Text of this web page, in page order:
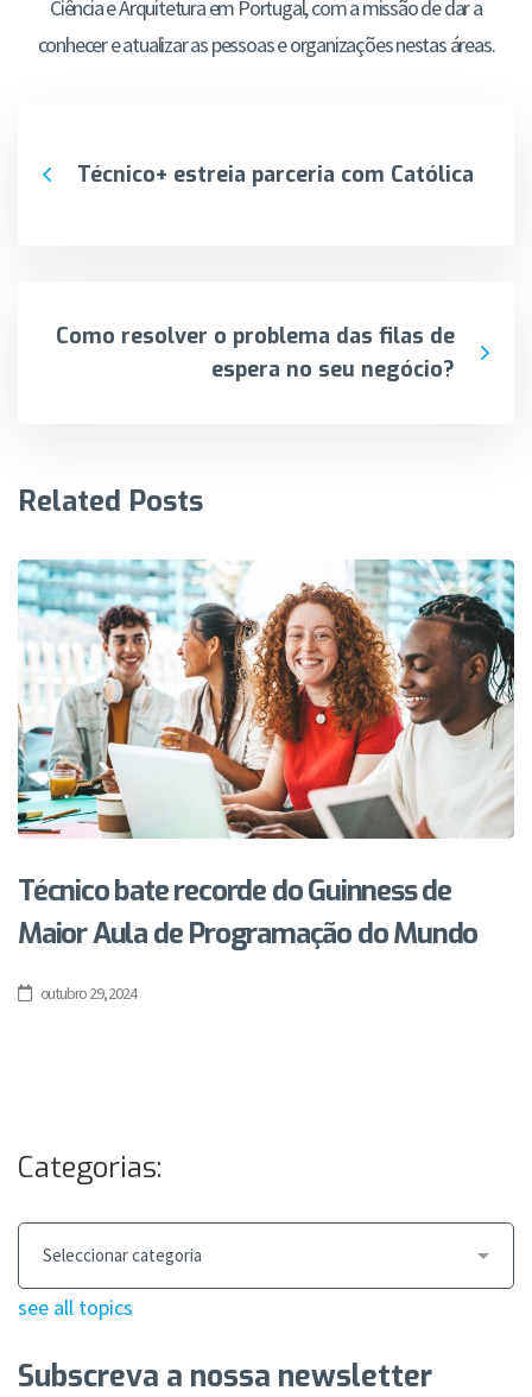
Ciência e Arquitetura em Portugal, com a missão de dar a
conhecer e atualizar as pessoas e organizações nestas áreas.
Técnico+ estreia parceria com Católica
Como resolver o problema das filas de
espera no seu negócio?
Related Posts
Técnico bate recorde do Guinness de
Maior Aula de Programação do Mundo
outubro 29, 2024
Categorias:
see all topics
Subscreva a nossa newsletter